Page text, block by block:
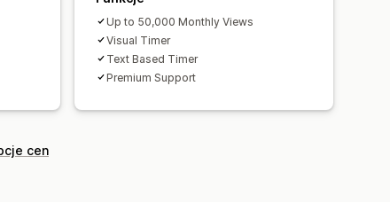
Up to 50,000 Monthly Views
Visual Timer
Text Based Timer
Premium Support
cen